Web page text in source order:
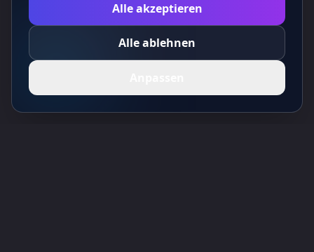
Alle akzeptieren
Alle ablehnen